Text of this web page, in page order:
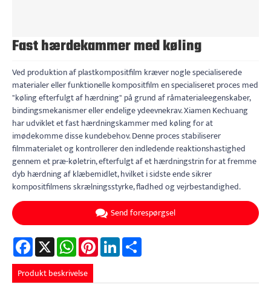
Fast hærdekammer med køling
Ved produktion af plastkompositfilm kræver nogle specialiserede
materialer eller funktionelle kompositfilm en specialiseret proces med
"køling efterfulgt af hærdning" på grund af råmaterialeegenskaber,
bindingsmekanismer eller endelige ydeevnekrav. Xiamen Kechuang
har udviklet et fast hærdningskammer med køling for at
imødekomme disse kundebehov. Denne proces stabiliserer
filmmaterialet og kontrollerer den indledende reaktionshastighed
gennem et præ-køletrin, efterfulgt af et hærdningstrin for at fremme
dyb hærdning af klæbemidlet, hvilket i sidste ende sikrer
kompositfilmens skrælningsstyrke, fladhed og vejrbestandighed.
Send forespørgsel
Facebook
X WhatsAppPinterestLinkedIn
Produkt beskrivelse